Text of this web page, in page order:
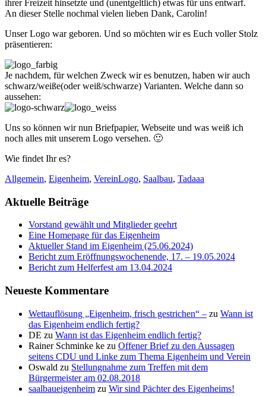
ihrer Freizeit hinsetzte und (unentgeltlich) etwas für uns entwarf.
An dieser Stelle nochmal vielen lieben Dank, Carolin!
Unser Logo war geboren. Und so möchten wir es Euch voller Stolz
präsentieren:
Je nachdem, für welchen Zweck wir es benutzen, haben wir auch
schwarz/weiße(oder weiß/schwarze) Varianten. Welche dann so
aussehen:
Uns so können wir nun Briefpapier, Webseite und was weiß ich
noch alles mit unserem Logo versehen. 🙂
Wie findet Ihr es?
Allgemein, Eigenheim, VereinLogo, Saalbau, Tadaaa
Aktuelle Beiträge
Vorstand gewählt und Mitglieder geehrt
Eine Homepage für das Eigenheim
Aktueller Stand im Eigenheim (25.06.2024)
Bericht zum Eröffnungswochenende, 17. – 19.05.2024
Bericht zum Helferfest am 13.04.2024
Neueste Kommentare
Wettauflösung „Eigenheim, frisch gestrichen“ – zu Wann ist
das Eigenheim endlich fertig?
DE zu Wann ist das Eigenheim endlich fertig?
Rainer Schminke ke zu Offener Brief zu den Aussagen
seitens CDU und Linke zum Thema Eigenheim und Verein
Oswald zu Stellungnahme zum Treffen mit dem
Bürgermeister am 02.08.2018
saalbaueigenheim zu Wir sind Pächter des Eigenheims!